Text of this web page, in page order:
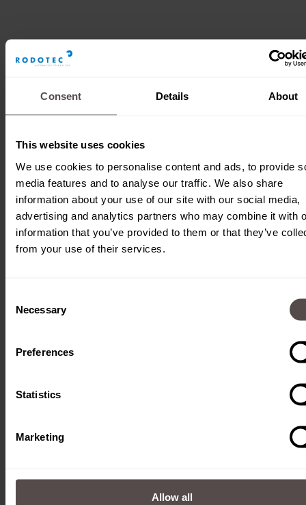
Consent Details About
This website uses cookies
We use cookies to personalise content and ads, to provide
media features and to analyse our traffic. We also share
information about your use of our site with our social media,
advertising and analytics partners who may combine it with
information that you’ve provided to them or that they’ve
from your use of their services.
Selection
Necessary
Preferences
Statistics
Marketing
Allow all
Kritische
Umgebungsbedingungen
Mehr erfahren